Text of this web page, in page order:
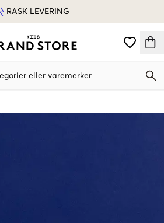
RASK LEVERING
eller varemerker